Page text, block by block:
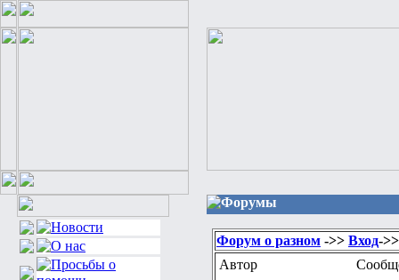
Форумы
Форум о разном ->> Вход-
Автор